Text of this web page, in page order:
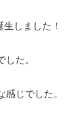
しました！
た。
じでした。